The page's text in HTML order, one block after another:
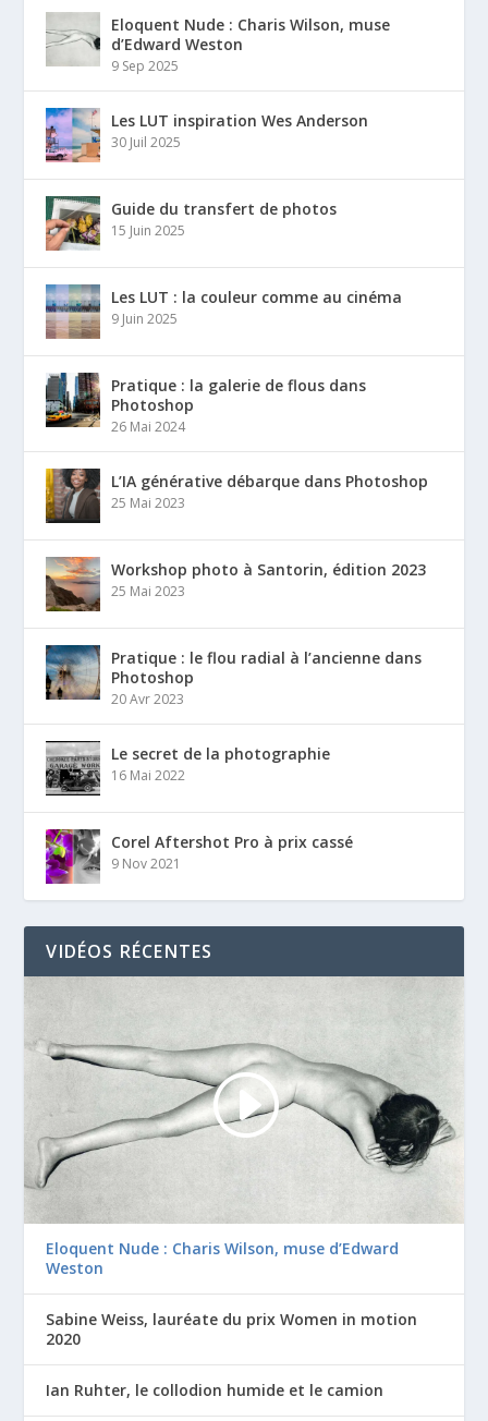
Eloquent Nude : Charis Wilson, muse
d’Edward Weston
9 Sep 2025
Les LUT inspiration Wes Anderson
30 Juil 2025
Guide du transfert de photos
15 Juin 2025
Les LUT : la couleur comme au cinéma
9 Juin 2025
Pratique : la galerie de flous dans
Photoshop
26 Mai 2024
L’IA générative débarque dans Photoshop
25 Mai 2023
Workshop photo à Santorin, édition 2023
25 Mai 2023
Pratique : le flou radial à l’ancienne dans
Photoshop
20 Avr 2023
Le secret de la photographie
16 Mai 2022
Corel Aftershot Pro à prix cassé
9 Nov 2021
VIDÉOS RÉCENTES
Eloquent Nude : Charis Wilson, muse d’Edward
Weston
Sabine Weiss, lauréate du prix Women in motion
2020
Ian Ruhter, le collodion humide et le camion